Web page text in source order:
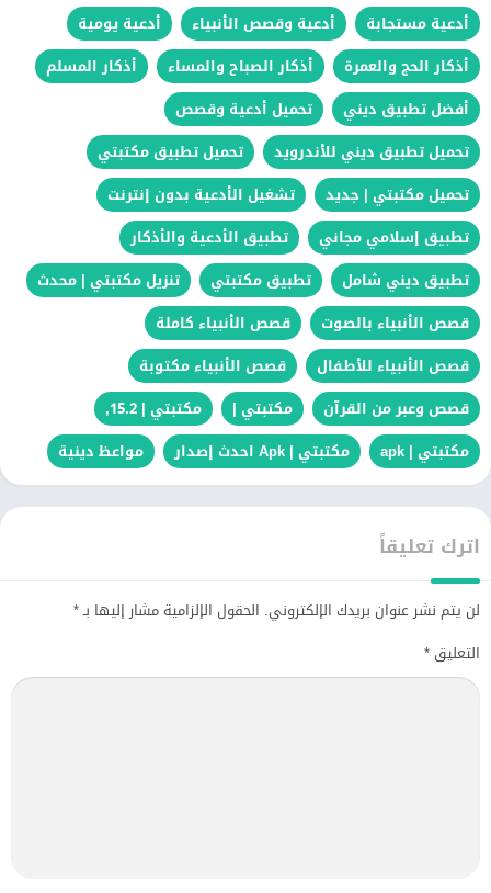
أدعية مستجابة
أدعية وقصص الأنبياء
أدعية يومية
أذكار الحج والعمرة
أذكار الصباح والمساء
أذكار المسلم
أفضل تطبيق ديني
تحميل أدعية وقصص
تحميل تطبيق ديني للأندرويد
تحميل تطبيق مكتبتي
تحميل مكتبتي | جديد
تشغيل الأدعية بدون إنترنت
تطبيق إسلامي مجاني
تطبيق الأدعية والأذكار
تطبيق ديني شامل
تطبيق مكتبتي
تنزيل مكتبتي | محدث
قصص الأنبياء بالصوت
قصص الأنبياء كاملة
قصص الأنبياء للأطفال
قصص الأنبياء مكتوبة
قصص وعبر من القرآن
مكتبتي |
مكتبتي | 15.2,
مكتبتي | apk
مكتبتي | Apk احدث إصدار مواعظ دينية
اترك تعليقاً
لن يتم نشر عنوان بريدك الإلكتروني. الحقول الإلزامية مشار إليها بـ*
التعليق *